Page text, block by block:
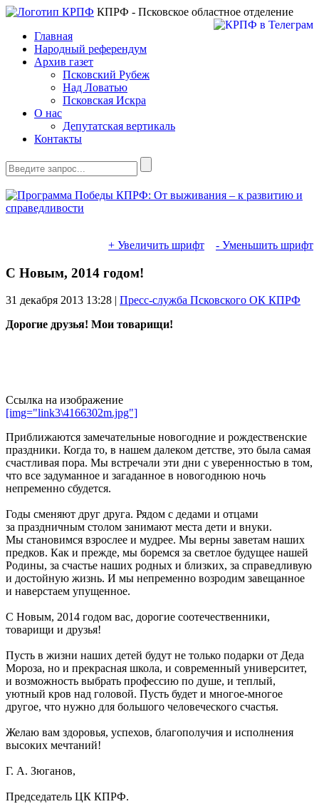
КПРФ - Псковское областное отделение
Главная
Народный референдум
Архив газет
Псковский Рубеж
Над Ловатью
Псковская Искра
О нас
Депутатская вертикаль
Контакты
+ Увеличить шрифт - Уменьшить шрифт
С Новым, 2014 годом!
31 декабря 2013 13:28 | Пресс-служба Псковского ОК КПРФ
Дорогие друзья! Мои товарищи!
Ссылка на изображение
[img="link3\4166302m.jpg"]
Приближаются замечательные новогодние и рождественские
праздники. Когда то, в нашем далеком детстве, это была самая
счастливая пора. Мы встречали эти дни с уверенностью в том,
что все задуманное и загаданное в новогоднюю ночь
непременно сбудется.
Годы сменяют друг друга. Рядом с дедами и отцами
за праздничным столом занимают места дети и внуки.
Мы становимся взрослее и мудрее. Мы верны заветам наших
предков. Как и прежде, мы боремся за светлое будущее нашей
Родины, за счастье наших родных и близких, за справедливую
и достойную жизнь. И мы непременно возродим завещанное
и наверстаем упущенное.
С Новым, 2014 годом вас, дорогие соотечественники,
товарищи и друзья!
Пусть в жизни наших детей будут не только подарки от Деда
Мороза, но и прекрасная школа, и современный университет,
и возможность выбрать профессию по душе, и теплый,
уютный кров над головой. Пусть будет и многое-многое
другое, что нужно для большого человеческого счастья.
Желаю вам здоровья, успехов, благополучия и исполнения
высоких мечтаний!
Г. А. Зюганов,
Председатель ЦК КПРФ.